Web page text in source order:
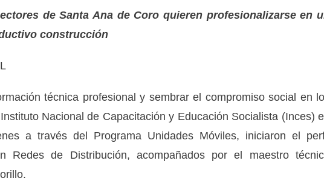
de Santa Ana de Coro quieren profesionalizarse en
construcción
técnica profesional y sembrar el compromiso social en
Nacional de Capacitación y Educación Socialista (Inces)
a través del Programa Unidades Móviles, iniciaron el
Redes de Distribución, acompañados por el maestro